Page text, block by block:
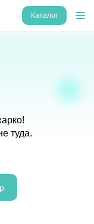
Каталог
туда.